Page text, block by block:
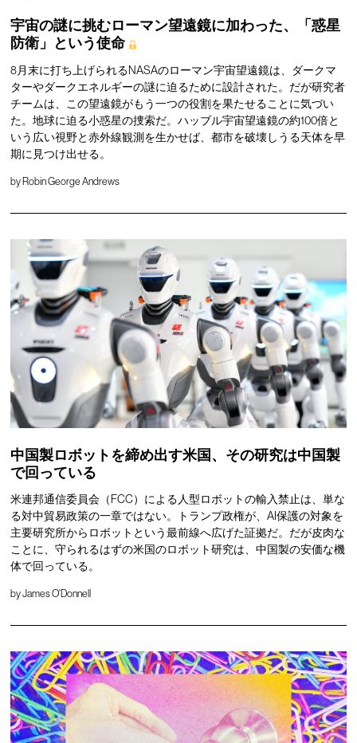
宇宙の謎に挑むローマン望遠鏡に加わった、「惑星
防衛」という使命
8月末に打ち上げられるNASAのローマン宇宙望遠鏡は、ダークマ
ターやダークエネルギーの謎に迫るために設計された。だが研究者
チームは、この望遠鏡がもう一つの役割を果たせることに気づい
た。地球に迫る小惑星の捜索だ。ハッブル宇宙望遠鏡の約100倍と
いう広い視野と赤外線観測を生かせば、都市を破壊しうる天体を早
期に見つけ出せる。
by Robin George Andrews
中国製ロボットを締め出す米国、その研究は中国製
で回っている
米連邦通信委員会（FCC）による人型ロボットの輸入禁止は、単な
る対中貿易政策の一章ではない。トランプ政権が、AI保護の対象を
主要研究所からロボットという最前線へ広げた証拠だ。だが皮肉な
ことに、守られるはずの米国のロボット研究は、中国製の安価な機
体で回っている。
byJames O'Donnell